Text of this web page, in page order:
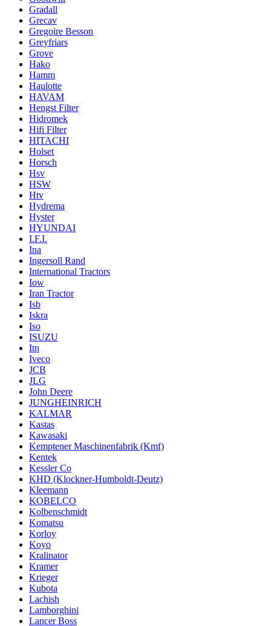
Gradall
Grecav
Gregoire Besson
Greyfriars
Grove
Hako
Hamm
Haulotte
HAVAM
Hengst Filter
Hidromek
Hifi Filter
HITACHI
Holset
Horsch
Hsv
HSW
Htv
Hydrema
Hyster
HYUNDAI
I.F.I.
Ina
Ingersoll Rand
International Tractors
Iow
Iran Tractor
Isb
Iskra
Iso
ISUZU
Itn
Iveco
JCB
JLG
John Deere
JUNGHEINRICH
KALMAR
Kastas
Kawasaki
Kemptener Maschinenfabrik (Kmf)
Kentek
Kessler Co
KHD (Klockner-Humboldt-Deutz)
Kleemann
KOBELCO
Kolbenschmidt
Komatsu
Korloy
Koyo
Kralinator
Kramer
Krieger
Kubota
Lachish
Lamborghini
Lancer Boss